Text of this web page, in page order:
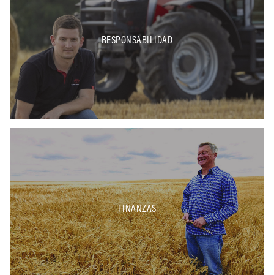
RESPONSABILIDAD
FINANZAS